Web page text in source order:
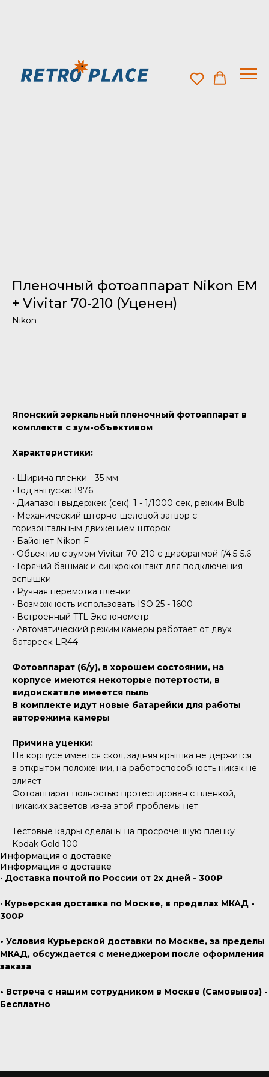
Пленочный фотоаппарат Nikon EM
+ Vivitar 70-210 (Уценен)
Nikon
Японский зеркальный пленочный фотоаппарат в
комплекте с зум-объективом
Характеристики:
• Ширина пленки - 35 мм
• Год выпуска: 1976
• Диапазон выдержек (сек): 1 - 1/1000 сек, режим Bulb
• Механический шторно-щелевой затвор с
горизонтальным движением шторок
• Байонет Nikon F
• Объектив с зумом Vivitar 70-210 с диафрагмой f/4.5-5.6
• Горячий башмак и синхроконтакт для подключения
вспышки
• Ручная перемотка пленки
• Возможность использовать ISO 25 - 1600
• Встроенный TTL Экспонометр
• Автоматический режим камеры работает от двух
батареек LR44
Фотоаппарат (б/у), в хорошем состоянии, на
корпусе имеются некоторые потертости, в
видоискателе имеется пыль
В комплекте идут новые батарейки для работы
авторежима камеры
Причина уценки:
На корпусе имеется скол, задняя крышка не держится
в открытом положении, на работоспособность никак не
влияет
Фотоаппарат полностью протестирован с пленкой,
никаких засветов из-за этой проблемы нет
Тестовые кадры сделаны на просроченную пленку
Kodak Gold 100
Информация о доставке
Информация о доставке
• Доставка почтой по России от 2х дней - 300₽
• Курьерская доставка по Москве, в пределах МКАД -
300₽
• Условия Курьерской доставки по Москве, за пределы
МКАД, обсуждается с менеджером после оформления
заказа
• Встреча с нашим сотрудником в Москве (Самовывоз) -
Бесплатно